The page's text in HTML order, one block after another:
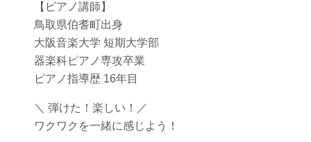
【ピアノ講師】
鳥取県伯耆町出身
大阪音楽大学 短期大学部
器楽科ピアノ専攻卒業
ピアノ指導歴 16年目
＼ 弾けた！楽しい！／
ワクワクを一緒に感じよう！